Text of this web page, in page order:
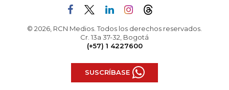
© 2026, RCN Medios. Todos los derechos reservados.
Cr. 13a 37-32, Bogotá
(+57) 1 4227600
SUSCRÍBASE